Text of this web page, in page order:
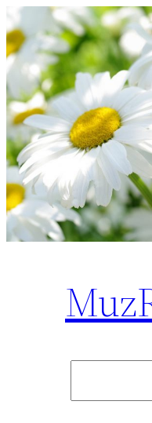
Перейти
к
содержимому